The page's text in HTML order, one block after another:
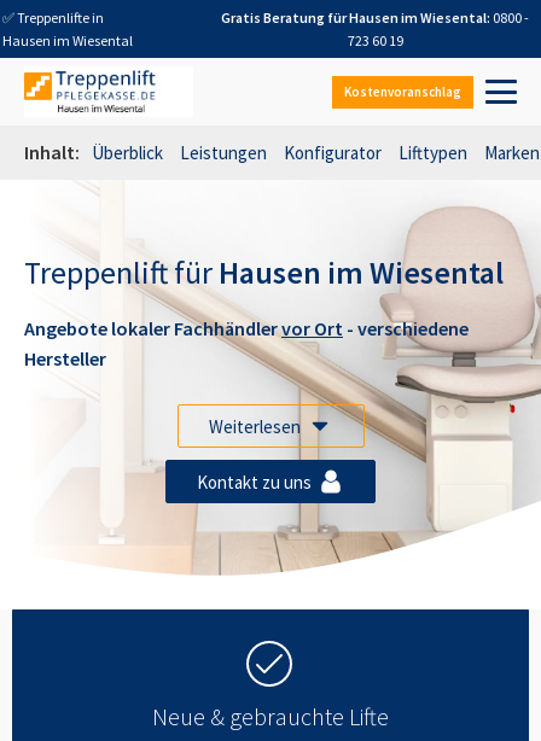
✅ Treppenlifte in
Hausen im Wiesental
Gratis Beratung fürHausen im Wiesental: 0800 -
723 60 19
Kostenvoranschlag
Inhalt: Überblick Leistungen Konfigurator Lifttypen Marken
Treppenlift für Hausen im Wiesental
Angebote lokaler Fachhändlervor Ort - verschiedene
Hersteller
Weiterlesen
Kontakt zu uns
Neue & gebrauchte Lifte